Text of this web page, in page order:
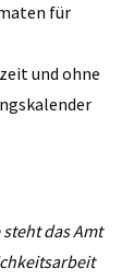
für
und ohne
das Amt